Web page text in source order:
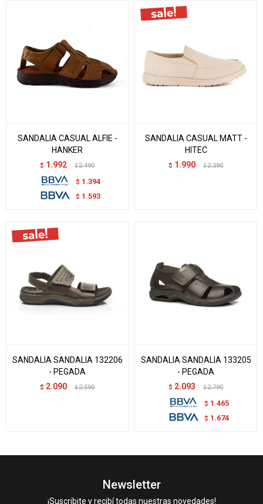
SANDALIA CASUAL ALFIE -
HANKER
$ 1.992 $ 2.490
$ 1.394
$ 1.593
SANDALIA CASUAL MATT -
HITEC
$ 1.990 $ 2.390
SANDALIA SANDALIA 132206
- PEGADA
$ 2.090 $ 2.590
SANDALIA SANDALIA 133205
- PEGADA
$ 2.093 $ 2.790
$ 1.465
$ 1.674
Newsletter
¡Suscribite y recibí todas nuestras novedades!